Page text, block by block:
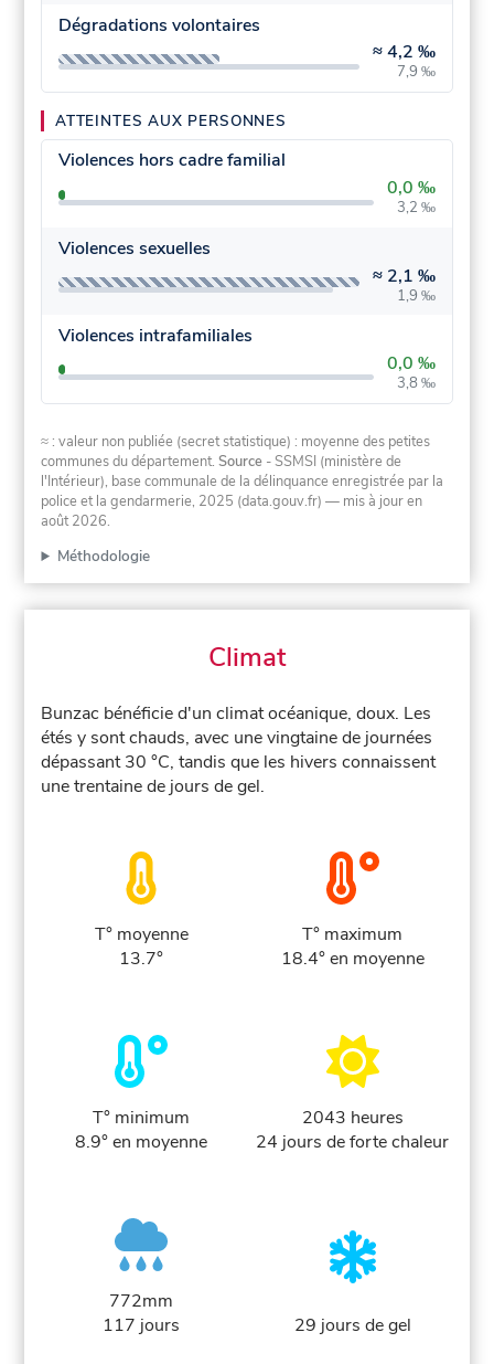
Dégradations volontaires
≈4,2 ‰
7,9 ‰
ATTEINTES AUX PERSONNES
Violences hors cadre familial
0,0 ‰
3,2 ‰
Violences sexuelles
≈ 2,1 ‰
1,9 ‰
Violences intrafamiliales
0,0 ‰
3,8 ‰
≈ : valeur non publiée (secret statistique) : moyenne des petites
communes du département.Source - SSMSI (ministère de
l'Intérieur), base communale de la délinquance enregistrée par la
police et la gendarmerie, 2025 (data.gouv.fr) — mis à jour en
août 2026.
Méthodologie
Climat
Bunzac bénéficie d'un climat océanique, doux. Les
étés y sont chauds, avec une vingtaine de journées
dépassant 30 °C, tandis que les hivers connaissent
une trentaine de jours de gel.
T° moyenne
13.7°
T° maximum
18.4° en moyenne
T° minimum
8.9° en moyenne
2043 heures
24 jours de forte chaleur
772mm
117 jours
29 jours de gel